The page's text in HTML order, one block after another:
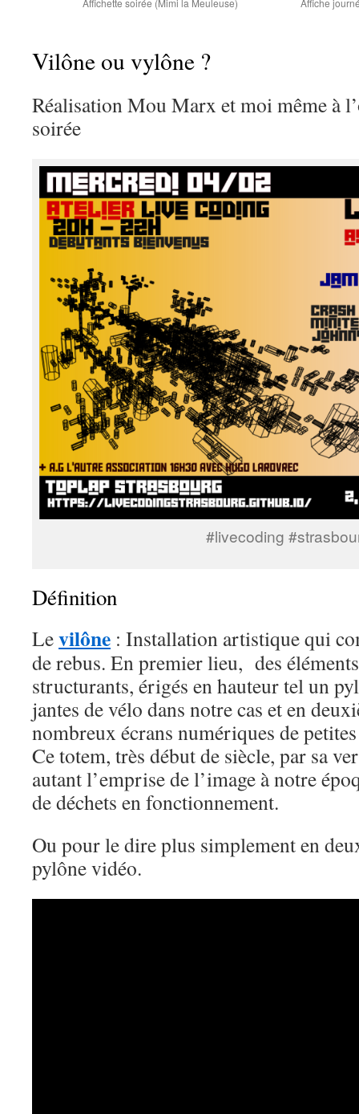
Vilône ou vylône ?
Réalisation Mou Marx et moi même à
soirée
#livecoding
Définition
Levilône : Installation artistique qui
de rebus. En premier lieu, des
structurants, érigés en hauteur tel un
jantes de vélo dans notre cas et en
nombreux écrans numériques de
Ce totem, très début de siècle, par sa
autant l’emprise de l’image à notre
de déchets en fonctionnement.
Ou pour le dire plus simplement en
pylône vidéo.